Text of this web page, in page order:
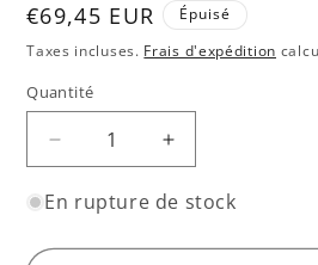
Prix
habituel
€69,45 EUR
Épuisé
Taxes incluses. Frais d'expédition
Quantité
Quantité
Réduire
la
quantité
Goldorak
Augmenter
la
quantité
Goldorak
En rupture de stock